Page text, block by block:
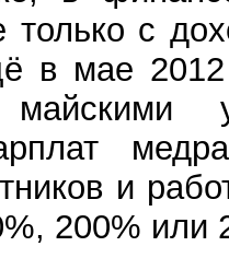
только с
в мае
и
200% или